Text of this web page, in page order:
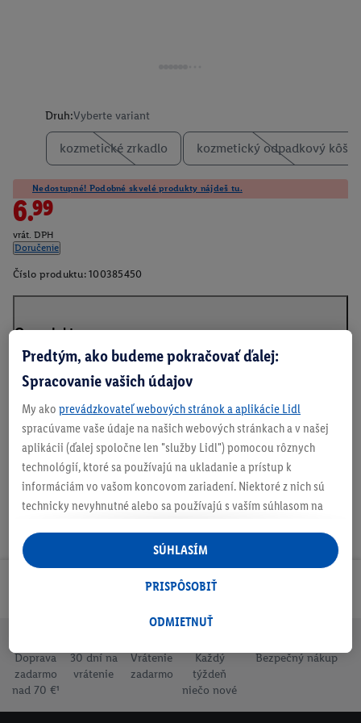
Druh:Vyberte variant
kozmetické zrkadlo kozmetický odpadkový kôš
Nedostupné! Podobné skvelé produkty nájdeš tu.
6.99
vrát. DPH
Doručenie
Číslo produktu: 100385450
O produkte
Podrobnosti o bezpečnosti produktu
Odoberaj Newsletter!
Doprava
zadarmo
nad 70 €¹
30 dní na
vrátenie
Vrátenie
zadarmo
Každý
týždeň
niečo nové
Bezpečný nákup
Predtým, ako budeme pokračovať ďalej:
Spracovanie vašich údajov
My ako prevádzkovateľ webových stránok a aplikácie Lidl
spracúvame vaše údaje na našich webových stránkach a v našej
aplikácii (ďalej spoločne len "služby Lidl") pomocou rôznych
technológií, ktoré sa používajú na ukladanie a prístup k
informáciám vo vašom koncovom zariadení. Niektoré z nich sú
technicky nevyhnutné alebo sa používajú s vaším súhlasom na
personalizovanú reklamu v rámci služieb Lidl aj mimo nich. Ak
ste účastníkom programu Lidl Plus, na tieto účely sa spracúvajú
aj údaje z vášho nákupného správania v obchode.
následne si vytvoríte účet Lidl Plus alebo sa prihlásite do svojho
tiež vytvoriť špeciálny online identifikátor z e-mailovej adresy,
ktorú tam uvediete, aby sme vás mohli rozpoznať v službách
prevádzkovaných tretími stranami a zobrazovať vám
ODMIETNUŤ
PRISPÔSOBIŤ
SÚHLASÍM